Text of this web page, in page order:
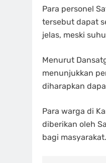
Para personel
tersebut dapat
jelas, meski
Menurut
menunjukkan
diharapkan
Para warga di
diberikan oleh
bagi masyarakat.